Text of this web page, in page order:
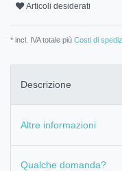
Articoli desiderati
* incl. IVA totale più Costi di
Descrizione
Altre informazioni
Qualche domanda?